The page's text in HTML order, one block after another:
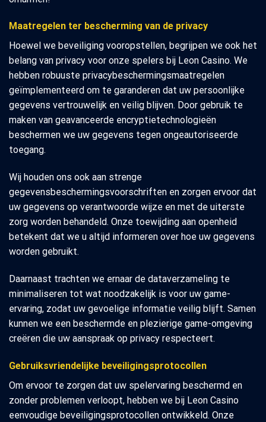
Maatregelen ter bescherming van de privacy
Hoewel we beveiliging vooropstellen, begrijpen we ook het
belang van privacy voor onze spelers bij Leon Casino. We
hebben robuuste privacybeschermingsmaatregelen
geïmplementeerd om te garanderen dat uw persoonlijke
gegevens vertrouwelijk en veilig blijven. Door gebruik te
maken van geavanceerde encryptietechnologieën
beschermen we uw gegevens tegen ongeautoriseerde
toegang.
Wij houden ons ook aan strenge
gegevensbeschermingsvoorschriften en zorgen ervoor dat
uw gegevens op verantwoorde wijze en met de uiterste
zorg worden behandeld. Onze toewijding aan openheid
betekent dat we u altijd informeren over hoe uw gegevens
worden gebruikt.
Daarnaast trachten we ernaar de dataverzameling te
minimaliseren tot wat noodzakelijk is voor uw game-
ervaring, zodat uw gevoelige informatie veilig blijft. Samen
kunnen we een beschermde en plezierige game-omgeving
creëren die uw aanspraak op privacy respecteert.
Gebruiksvriendelijke beveiligingsprotocollen
Om ervoor te zorgen dat uw spelervaring beschermd en
zonder problemen verloopt, hebben we bij Leon Casino
eenvoudige beveiligingsprotocollen ontwikkeld. Onze